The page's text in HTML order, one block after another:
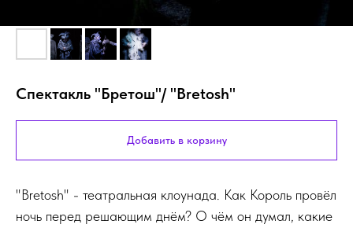
Спектакль "Бретош"/ "Bretosh"
Добавить в корзину
"Bretosh" - театральная клоунада. Как Король провёл
ночь перед решающим днём? О чём он думал, какие